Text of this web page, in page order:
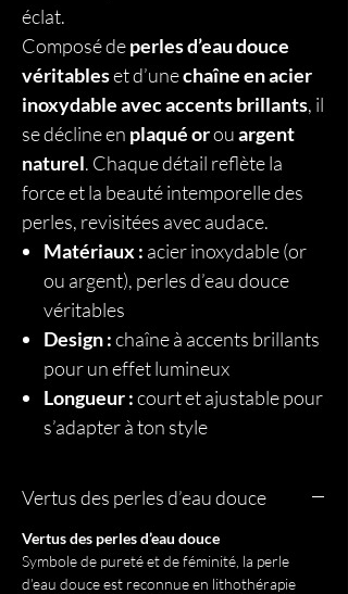
éclat.
Composé deperles d’eau douce
véritableset d’unechaîne en acier
inoxydable avec accents brillants, il
se décline en plaqué orouargent
naturel. Chaque détail reflète la
force et la beauté intemporelle des
perles, revisitées avec audace.
Matériaux : acier inoxydable (or
ou argent), perles d’eau douce
véritables
Design :chaîne à accents brillants
pour un effet lumineux
Longueur :court et ajustable pour
s’adapter à ton style
Vertus des perles d’eau douce
Vertus des perles d’eau douce
Symbole de pureté et de féminité, la perle
d’eau douce est reconnue en lithothérapie